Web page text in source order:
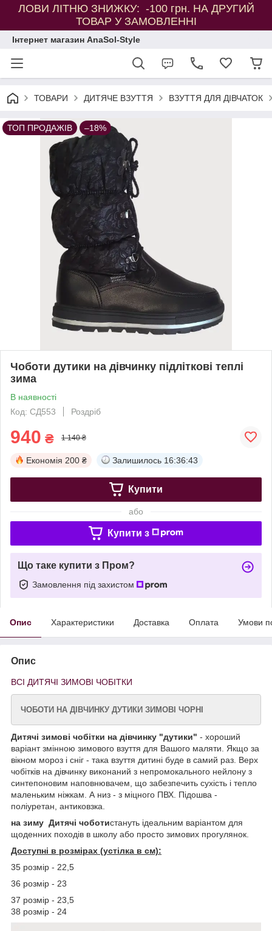
ЛОВИ ЛІТНЮ ЗНИЖКУ: -100 грн. НА ДРУГИЙ
ТОВАР У ЗАМОВЛЕННІ
Інтернет магазин AnaSol-Style
ТОВАРИ ДИТЯЧЕ ВЗУТТЯ ВЗУТТЯ ДЛЯ ДІВЧАТОК
ТОП ПРОДАЖІВ –18%
Чоботи дутики на дівчинку підліткові теплі
зима
В наявності
Код: СД553
Роздріб
940 ₴ 1 140 ₴
Економія 200 ₴ Залишилось 16:36:43
Купити
або
Купити з
Що таке купити з Пром?
Замовлення під захистом
Опис Характеристики Доставка Оплата Умови
Опис
ВСІ ДИТЯЧІ ЗИМОВІ ЧОБІТКИ
ЧОБОТИ НА ДІВЧИНКУ ДУТИКИ ЗИМОВІ ЧОРНІ
Дитячі зимові чобітки на дівчинку "дутики" - хороший
варіант змінною зимового взуття для Вашого маляти. Якщо за
вікном мороз і сніг - така взуття дитині буде в самий раз. Верх
чобітків на дівчинку виконаний з непромокального нейлону з
синтепоновим наповнювачем, що забезпечить сухість і тепло
маленьким ніжкам. А низ - з міцного ПВХ. Підошва -
поліуретан, антиковзка.
на зиму Дитячі чоботистануть ідеальним варіантом для
щоденних походів в школу або просто зимових прогулянок.
Доступні в розмірах (устілка в см):
35 розмір - 22,5
36 розмір - 23
37 розмір - 23,5
38 розмір - 24